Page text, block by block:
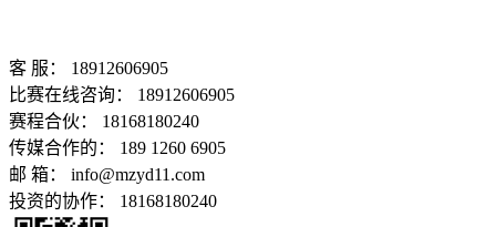
客 服： 18912606905
比赛在线咨询： 18912606905
赛程合伙： 18168180240
传媒合作的： 189 1260 6905
邮 箱： info@mzyd11.com
投资的协作： 18168180240